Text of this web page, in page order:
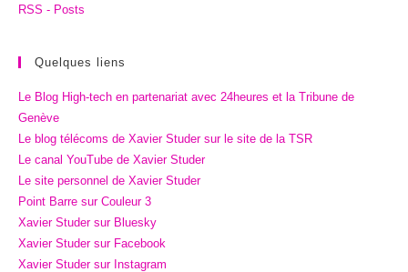
RSS - Posts
Quelques liens
Le Blog High-tech en partenariat avec 24heures et la Tribune de
Genève
Le blog télécoms de Xavier Studer sur le site de la TSR
Le canal YouTube de Xavier Studer
Le site personnel de Xavier Studer
Point Barre sur Couleur 3
Xavier Studer sur Bluesky
Xavier Studer sur Facebook
Xavier Studer sur Instagram